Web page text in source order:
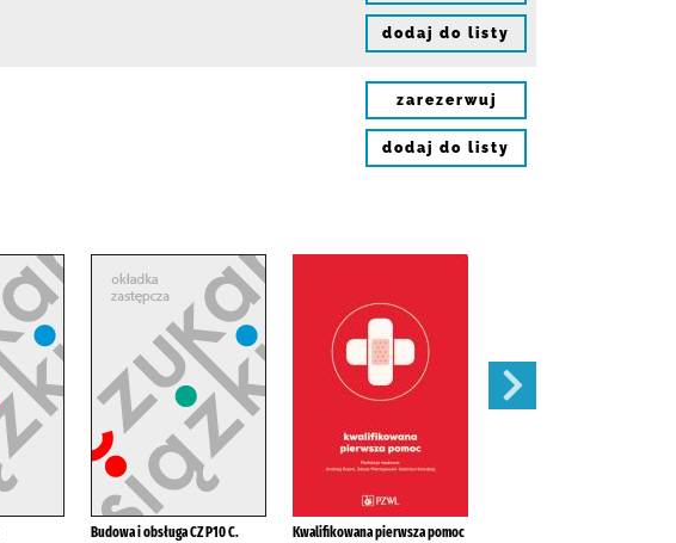
dodaj do listy
zarezerwuj
dodaj do listy
Budowa i obsługa CZ P10 C. Kwalifikowana pierwsza pomoc